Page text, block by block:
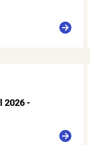
2026 -